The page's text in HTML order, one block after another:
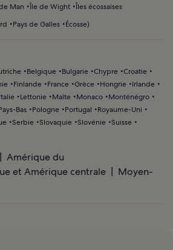
Man Île de Wight Îles écossaises
Pays de Galles Écosse)
Belgique Bulgarie Chypre Croatie
Finlande France Grèce Hongrie
Irlande
Italie Lettonie Malte Monaco
Monténégro
Bas Pologne Portugal
Royaume-Uni
Serbie Slovaquie Slovénie Suisse
Amérique du
et Amérique centrale
Moyen-